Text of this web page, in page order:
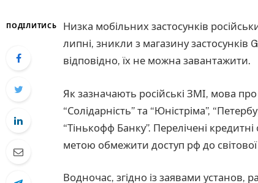
ПОДІЛИТИСЬ
Низка мобільних застосунків
липні, зникли з магазину
відповідно, їх не можна завантажити.
Як зазначають російські ЗМІ, мова
“Солідарність” та “Юністріма”,
“Тінькофф Банку”. Перелічені
метою обмежити доступ рф до
Водночас, згідно із заявами установ,